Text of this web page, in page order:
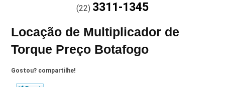
(22) 3311-1345
Locação de Multiplicador de
Torque Preço Botafogo
Gostou? compartilhe!